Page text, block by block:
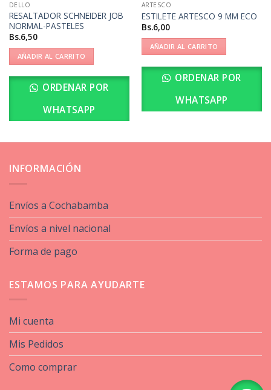
DELLO
RESALTADOR SCHNEIDER JOB
NORMAL-PASTELES
Bs.6,50
AÑADIR AL CARRITO
ORDENAR POR
WHATSAPP
ARTESCO
ESTILETE ARTESCO 9 MM ECO
Bs.6,00
AÑADIR AL CARRITO
ORDENAR POR
WHATSAPP
INFORMACIÓN
Envíos a Cochabamba
Envíos a nivel nacional
Forma de pago
ESTAMOS PARA AYUDARTE
Mi cuenta
Mis Pedidos
Como comprar